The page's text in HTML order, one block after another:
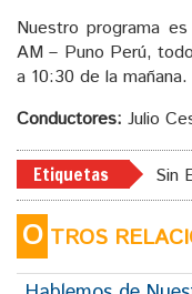
Nuestro programa
AM – Puno Perú,
a 10:30 de la mañana.
Conductores: Julio
Etiquetas Sin
O TROS